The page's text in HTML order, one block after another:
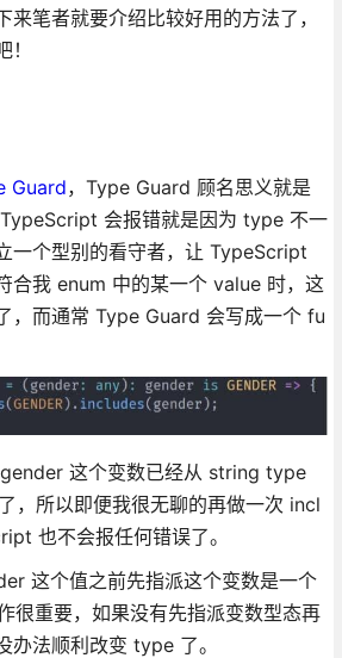
来笔者就要介绍比较好用的方法了，
Guard，Type Guard 顾名思义就是
会报错就是因为 type 不一
一个型别的看守者，让 TypeScript
合我 enum 中的某一个 value 时，这
，而通常 Type Guard 会写成一个 fu
这个变数已经从 string type
，所以即便我很无聊的再做一次 incl
也不会报任何错误了。
这个值之前先指派这个变数是一个
很重要，如果没有先指派变数型态再
办法顺利改变 type 了。